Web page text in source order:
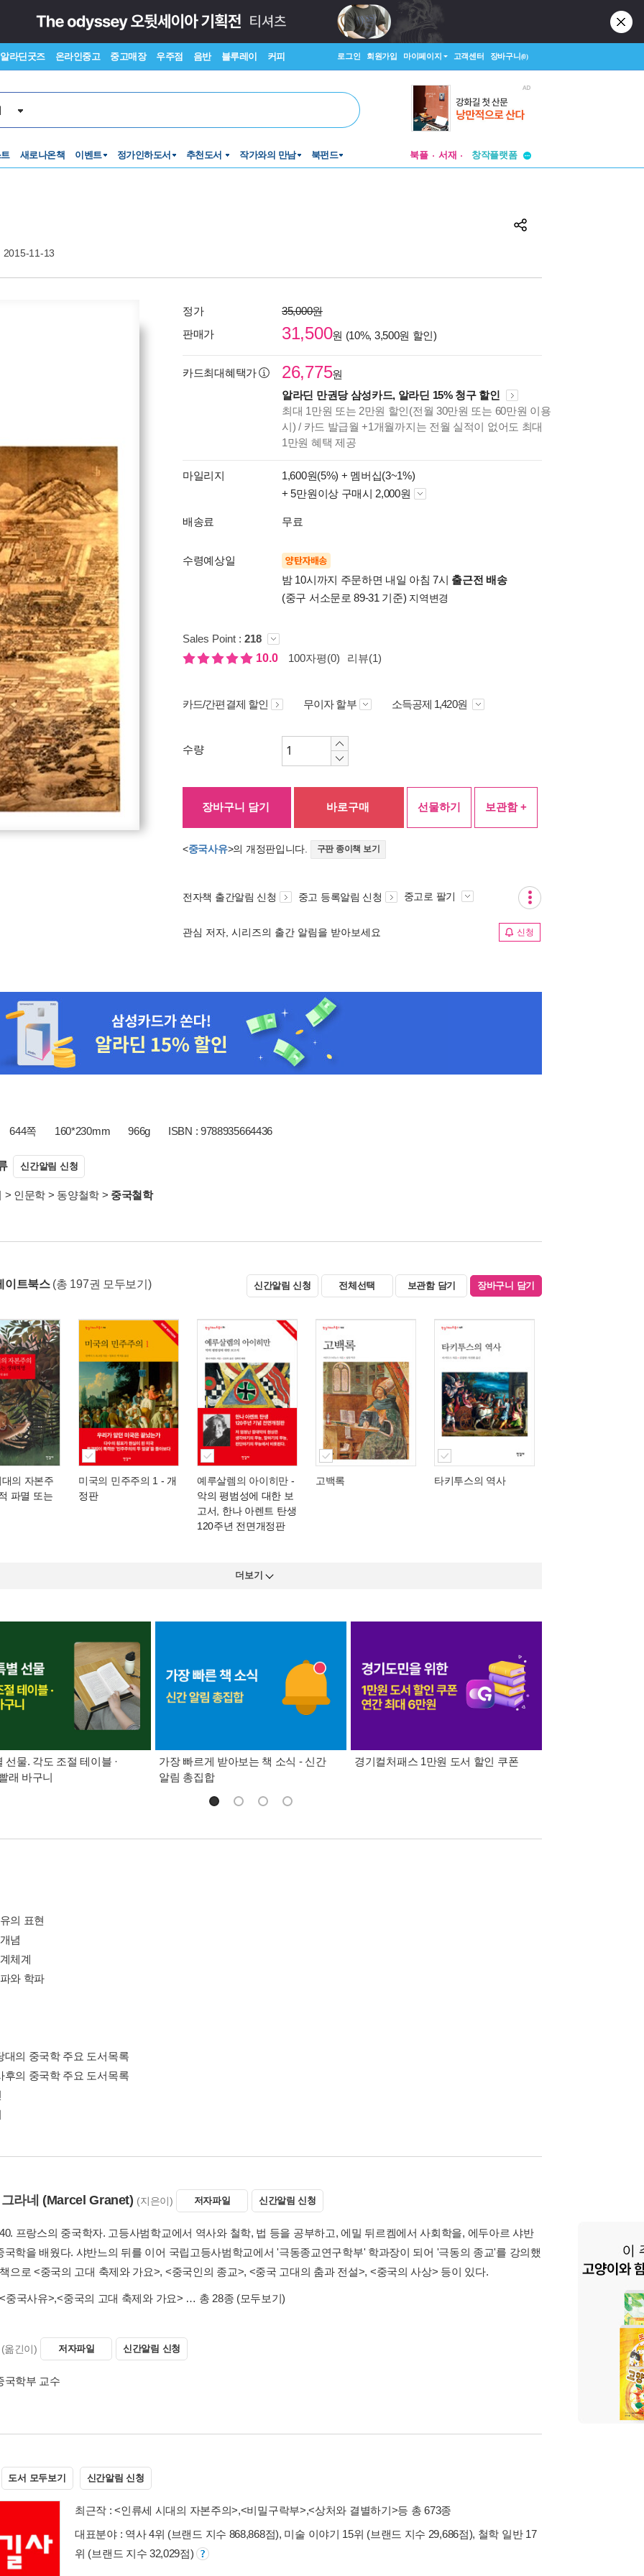
알라딘굿즈 온라인중고 중고매장 우주점 음반 블루레이 커피 로그인 회원가입 마이페이지 고객센터 장바구니(0)
새로나온책 이벤트 정가인하도서 추천도서 작가와의 만남 북펀드 북플 서재
창작플랫폼
2015-11-13
정가
35,000원
판매가
31,500원 (10%, 3,500원 할인)
카드최대혜택가 26,775원
알라딘 만권당 삼성카드, 알라딘 15% 청구 할인
최대 1만원 또는 2만원 할인(전월 30만원 또는 60만원 이용
시) / 카드 발급월 +1개월까지는 전월 실적이 없어도 최대
1만원 혜택 제공
마일리지 1,600원(5%) + 멤버십(3~1%)
+ 5만원이상 구매시 2,000원
배송료 무료
수령예상일 양탄자배송
밤 10시까지 주문하면 내일 아침 7시 출근전 배송
(중구 서소문로 89-31 기준) 지역변경
Sales Point : 218
10.0
100자평(0) 리뷰(1)
카드/간편결제 할인 무이자 할부 소득공제 1,420원
수량
장바구니 담기 바로구매 선물하기 보관함 +
<중국사유>의 개정판입니다. 구판 종이책 보기
전자책 출간알림 신청 중고 등록알림 신청 중고로 팔기
관심 저자, 시리즈의 출간 알림을 받아보세요 신청
644쪽 160*230mm 966g ISBN : 9788935664436
신간알림 신청
> 인문학 > 동양철학> 중국철학
이트북스 (총 197권 모두보기) 신간알림 신청 전체선택 보관함 담기 장바구니 담기
의 자본주
파멸 또는
미국의 민주주의 1 - 개
정판
예루살렘의 아이히만 -
악의 평범성에 대한 보
고서, 한나 아렌트 탄생
120주년 전면개정판
고백록 타키투스의 역사
더보기
선물. 각도 조절 테이블 ·
래 바구니
가장 빠르게 받아보는 책 소식 - 신간
알림 총집합
경기컬처패스 1만원 도서 할인 쿠폰
의 표현
념
체계
와 학파
대의 중국학 주요 도서목록
후의 중국학 주요 도서목록
라네 (Marcel Granet) (지은이) 저자파일 신간알림 신청
프랑스의 중국학자. 고등사범학교에서 역사와 철학, 법 등을 공부하고, 에밀 뒤르켐에서 사회학을, 에두아르 샤반
국학을 배웠다. 샤반느의 뒤를 이어 국립고등사범학교에서 '극동종교연구학부' 학과장이 되어 '극동의 종교'를 강의했
으로 <중국의 고대 축제와 가요>, <중국인의 종교>, <중국 고대의 춤과 전설>, <중국의 사상> 등이 있다.
<중국사유>,<중국의 고대 축제와 가요> … 총 28종 (모두보기)
(옮긴이) 저자파일 신간알림 신청
국학부 교수
도서 모두보기 신간알림 신청
최근작 :<인류세 시대의 자본주의>,<비밀구락부>,<상처와 결별하기>등 총 673종
대표분야 : 역사 4위 (브랜드 지수 868,868점), 미술 이야기 15위 (브랜드 지수 29,686점), 철학 일반 17
위 (브랜드 지수 32,029점)